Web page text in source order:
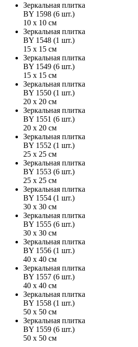
Зеркальная плитка
BY 1598 (6 шт.)
10 х 10 см
Зеркальная плитка
BY 1548 (1 шт.)
15 х 15 см
Зеркальная плитка
BY 1549 (6 шт.)
15 х 15 см
Зеркальная плитка
BY 1550 (1 шт.)
20 х 20 см
Зеркальная плитка
BY 1551 (6 шт.)
20 х 20 см
Зеркальная плитка
BY 1552 (1 шт.)
25 х 25 см
Зеркальная плитка
BY 1553 (6 шт.)
25 х 25 см
Зеркальная плитка
BY 1554 (1 шт.)
30 х 30 см
Зеркальная плитка
BY 1555 (6 шт.)
30 х 30 см
Зеркальная плитка
BY 1556 (1 шт.)
40 х 40 см
Зеркальная плитка
BY 1557 (6 шт.)
40 х 40 см
Зеркальная плитка
BY 1558 (1 шт.)
50 х 50 см
Зеркальная плитка
BY 1559 (6 шт.)
50 х 50 см